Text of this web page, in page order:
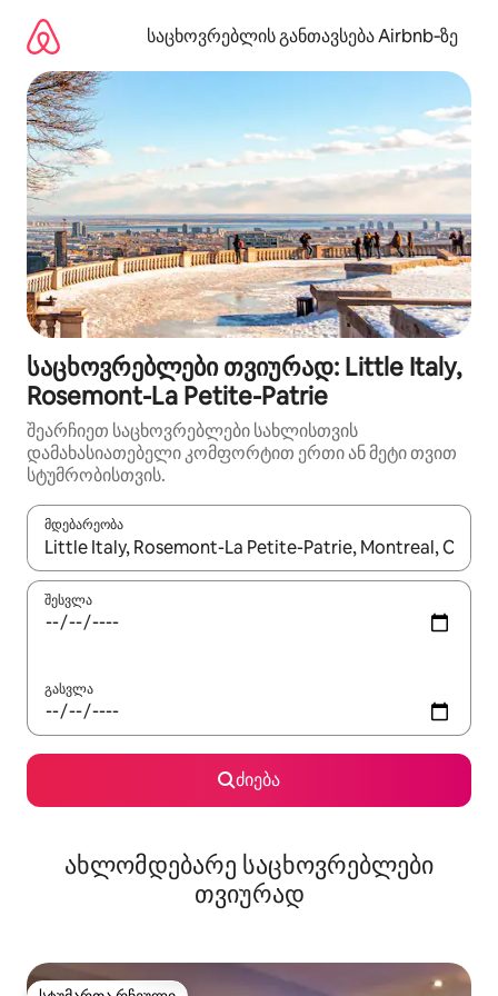
გადასვლა
საცხოვრებლის განთავსება Airbnb‑ზე
საცხოვრებლები თვიურად: Little Italy,
Rosemont-La Petite-Patrie
შეარჩიეთ საცხოვრებლები სახლისთვის
დამახასიათებელი კომფორტით ერთი ან მეტი თვით
სტუმრობისთვის.
მდებარეობა
როცა შედეგები ხელმისაწვდომი გახდება, ნავიგაციისთვის
შესვლა
გასვლა
ძიება
ახლომდებარე საცხოვრებლები
თვიურად